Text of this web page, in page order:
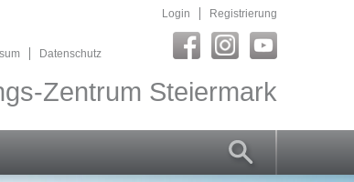
Datenschutz
Zentrum Steiermark
Login Registrierung